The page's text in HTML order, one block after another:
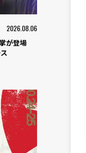
2026.08.06
が登場